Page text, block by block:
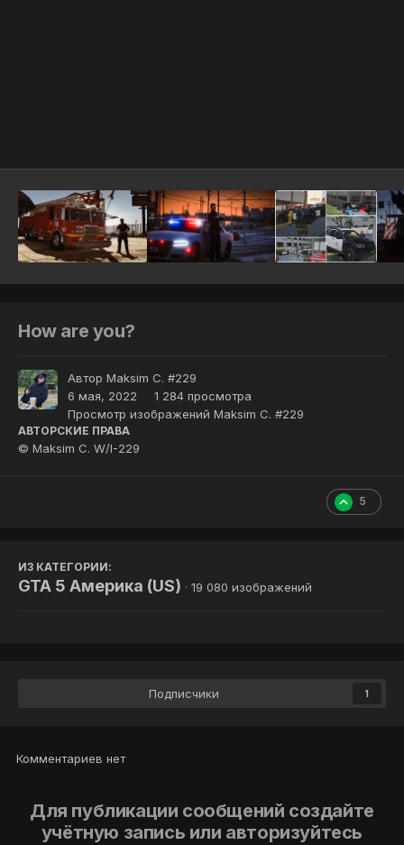
How are you?
Автор Maksim C. #229
6 мая, 2022
1 284 просмотра
Просмотр изображений Maksim C. #229
АВТОРСКИЕ ПРАВА
© Maksim C. W/I-229
5
ИЗ КАТЕГОРИИ:
GTA 5 Америка (US) · 19 080 изображений
Подписчики 1
Комментариев нет
Для публикации сообщений создайте
учётную запись или авторизуйтесь